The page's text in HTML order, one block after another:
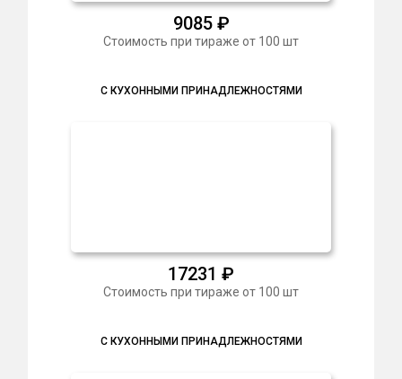
9085₽
Стоимость при тираже от 100 шт
С КУХОННЫМИ ПРИНАДЛЕЖНОСТЯМИ
17231 ₽
Стоимость при тираже от 100 шт
С КУХОННЫМИ ПРИНАДЛЕЖНОСТЯМИ